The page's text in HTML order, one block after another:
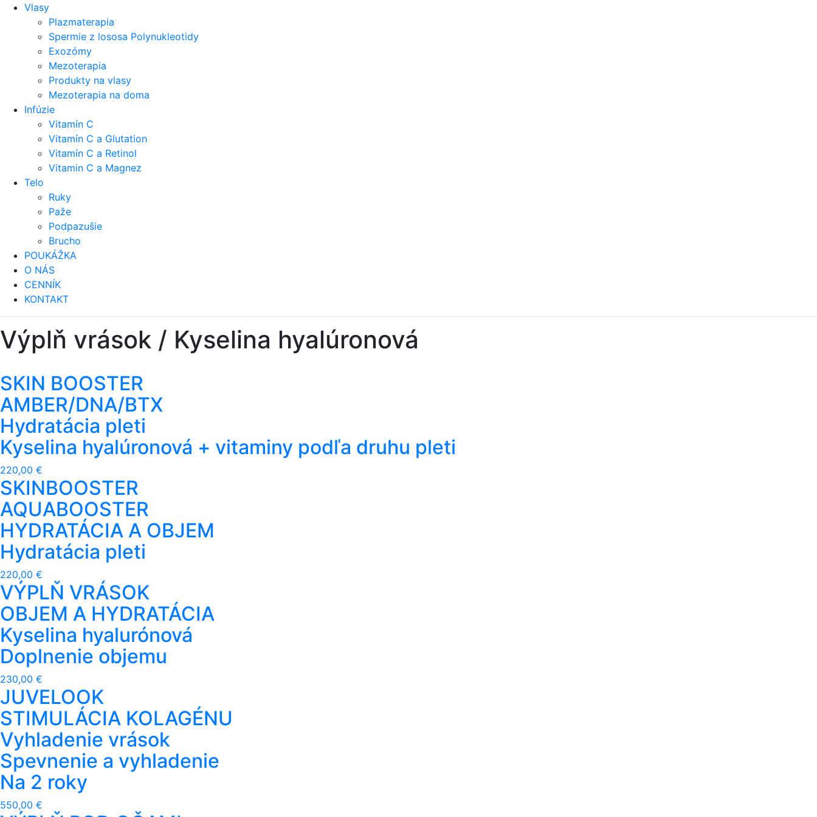
Vlasy
Plazmaterapia
Spermie z lososa Polynukleotidy
Exozómy
Mezoterapia
Produkty na vlasy
Mezoterapia na doma
Infúzie
Vitamín C
Vitamín C a Glutation
Vitamín C a Retinol
Vitamin C a Magnez
Telo
Ruky
Paže
Podpazušie
Brucho
POUKÁŽKA
O NÁS
CENNÍK
KONTAKT
Výplň vrások / Kyselina hyalúronová
SKIN BOOSTER
AMBER/DNA/BTX
Hydratácia pleti
Kyselina hyalúronová + vitaminy podľa druhu pleti
220,00 €
SKINBOOSTER
AQUABOOSTER
HYDRATÁCIA A OBJEM
Hydratácia pleti
220,00 €
VÝPLŇ VRÁSOK
OBJEM A HYDRATÁCIA
Kyselina hyalurónová
Doplnenie objemu
230,00 €
JUVELOOK
STIMULÁCIA KOLAGÉNU
Vyhladenie vrások
Spevnenie a vyhladenie
Na 2 roky
550,00 €